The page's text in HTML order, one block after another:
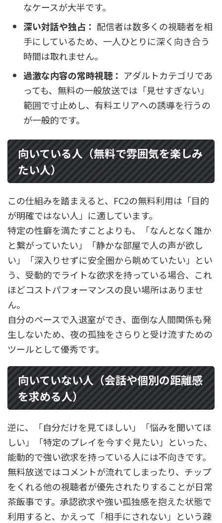
なケースが大半です。
深い対話や独占： 配信者は数多くの視聴者を相
手にしているため、一人ひとりに深く向き合う
時間は取れません。
過激な内容の常時視聴： アダルトカテゴリであ
っても、無料の一般放送では「見せすぎない」
範囲で寸止めし、有料エリアへの誘導を行うの
が一般的です。
向いている人（無料で雰囲気を楽しみ
たい人）
この仕組みを踏まえると、FC2の無料利用は「目的
が明確ではない人」に適しています。
特定の性癖を満たすことよりも、「なんとなく誰か
と繋がっていたい」「静かな部屋で人の声が欲し
い」「深入りせずに安全圏から眺めていたい」とい
う、受動的でライトな欲求を持っている場合、これ
ほどコストパフォーマンスの良い場所はありませ
ん。
自分のペースで入退室ができ、面倒な人間関係も発
生しないため、夜の孤独をさらりと受け流すための
ツールとして優秀です。
向いていない人（会話や個別の距離感
を求める人）
逆に、「自分だけを見てほしい」「悩みを聞いてほ
しい」「特定のプレイを今すぐ見たい」といった、
能動的で強い欲求を持っている人には不向きです。
無料放送ではコメントが流れてしまったり、チップ
をくれる他の視聴者が優先されたりすることが日常
茶飯事です。承認欲求や強い孤独感を抱えた状態で
利用すると、かえって「相手にされない」という疎